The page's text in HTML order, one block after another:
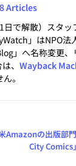
Articles
で解散）スタッ
」はNPO
」へ名称変更
、 Wayback
。
Amazonの出版部
City Comics